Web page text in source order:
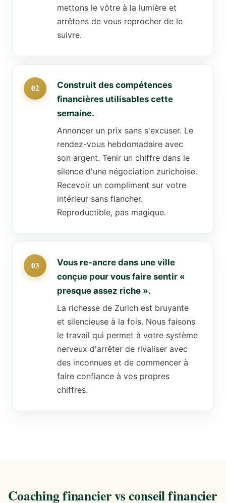
mettons le vôtre à la lumière et
arrêtons de vous reprocher de le
suivre.
Construit des compétences
financières utilisables cette
semaine.
Annoncer un prix sans s'excuser. Le
rendez-vous hebdomadaire avec
son argent. Tenir un chiffre dans le
silence d'une négociation zurichoise.
Recevoir un compliment sur votre
intérieur sans flancher.
Reproductible, pas magique.
Vous re-ancre dans une ville
conçue pour vous faire sentir «
presque assez riche ».
La richesse de Zurich est bruyante
et silencieuse à la fois. Nous faisons
le travail qui permet à votre système
nerveux d'arrêter de rivaliser avec
des inconnues et de commencer à
faire confiance à vos propres
chiffres.
Coaching financier vs conseil financier